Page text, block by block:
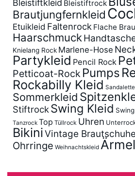
Bleistiftkleid Bleistiftrock
Brautjungfernkleid
Etuikleid Faltenrock Flache
Haarschmuck
Knielang Rock Marlene-Hose
Partykleid Pencil Rock
Petticoat-Rock Pumps
Rockabilly Kleid
Sommerkleid
Stiftrock Swing Kleid
Tanzrock Top Tüllrock Uhren
BikiniVintage Brautschuhe
Ohrringe Weihnachtskleid